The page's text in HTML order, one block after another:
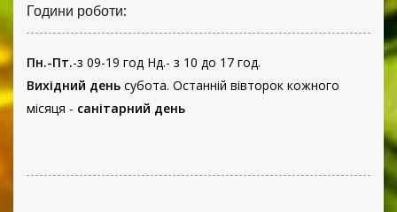
Години роботи:
Пн.-Пт.-з 09-19 год Нд.- з 10 до 17 год.
Вихідний день субота. Останній вівторок кожного
місяця - санітарний день